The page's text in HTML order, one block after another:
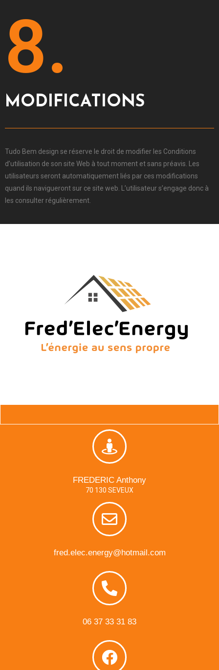
8.
MODIFICATIONS
Tudo Bem design se réserve le droit de modifier les Conditions
d’utilisation de son site Web à tout moment et sans préavis. Les
utilisateurs seront automatiquement liés par ces modifications
quand ils navigueront sur ce site web. L’utilisateur s’engage donc à
les consulter régulièrement.
FREDERIC Anthony
70 130 SEVEUX
fred.elec.energy@hotmail.com
06 37 33 31 83